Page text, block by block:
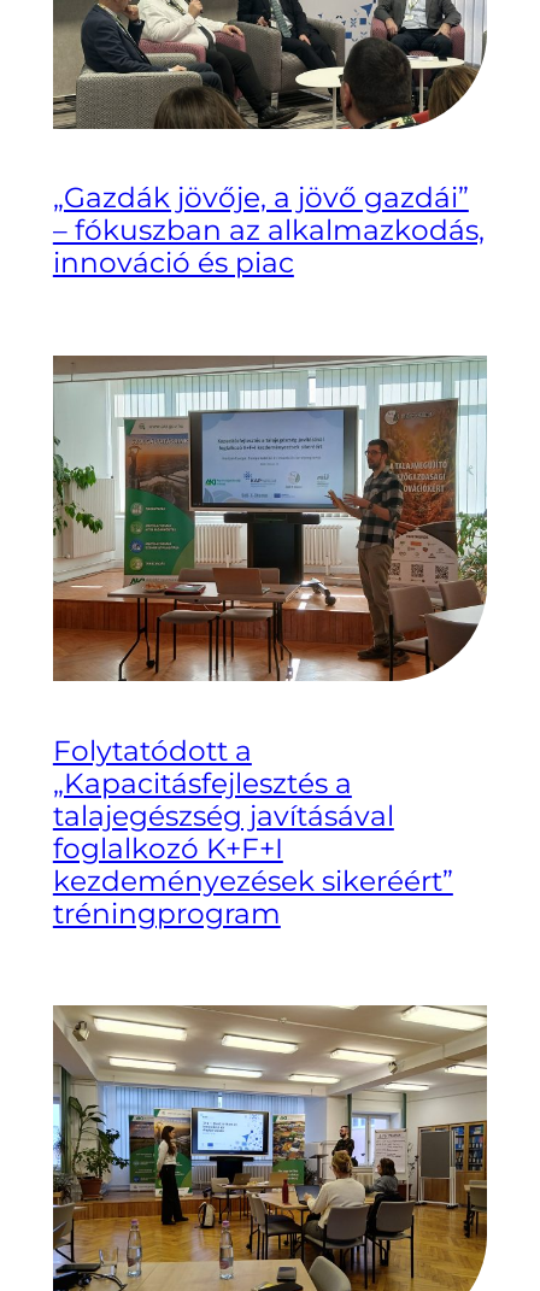
„Gazdák jövője, a jövő gazdái”
– fókuszban az alkalmazkodás,
innováció és piac
Folytatódott a
„Kapacitásfejlesztés a
talajegészség javításával
foglalkozó K+F+I
kezdeményezések sikeréért”
tréningprogram